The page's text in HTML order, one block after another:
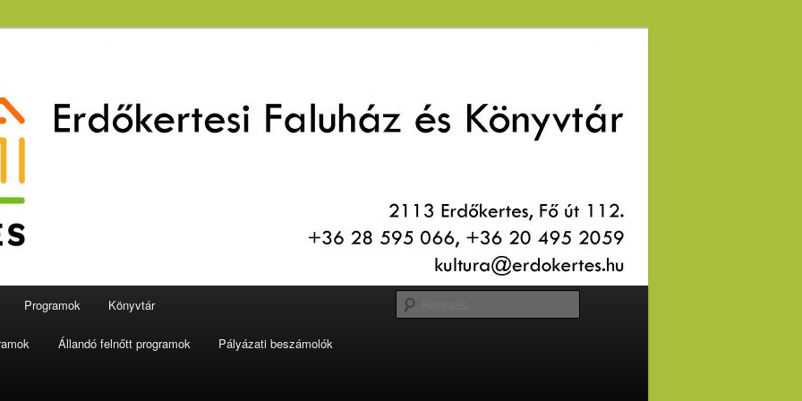
és Könyvtár
Programok Könyvtár
Állandó felnőtt programok Pályázati beszámolók